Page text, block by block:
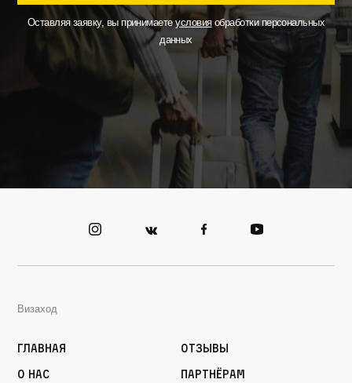
Оставляя заявку, вы принимаетеусловияобработки персональных
данных
Визаход
Главная
О нас
Отзывы
Партнёрам